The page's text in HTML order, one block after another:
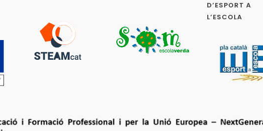
D’ESPORT A
L’ESCOLA